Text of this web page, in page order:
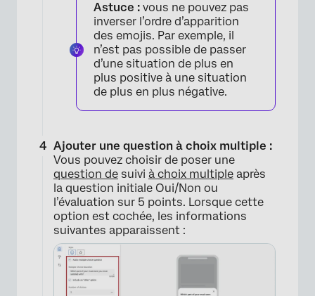
Astuce : vous ne pouvez pas
inverser l’ordre d’apparition
des emojis. Par exemple, il
n’est pas possible de passer
d’une situation de plus en
plus positive à une situation
de plus en plus négative.
Ajouter une question à choix multiple :
Vous pouvez choisir de poser une
question de suivi à choix multiple après
la question initiale Oui/Non ou
l’évaluation sur 5 points. Lorsque cette
option est cochée, les informations
suivantes apparaissent :